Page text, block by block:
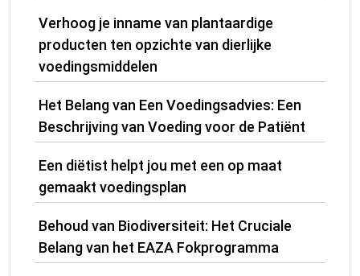
Verhoog je inname van plantaardige
producten ten opzichte van dierlijke
voedingsmiddelen
Het Belang van Een Voedingsadvies: Een
Beschrijving van Voeding voor de Patiënt
Een diëtist helpt jou met een op maat
gemaakt voedingsplan
Behoud van Biodiversiteit: Het Cruciale
Belang van het EAZA Fokprogramma